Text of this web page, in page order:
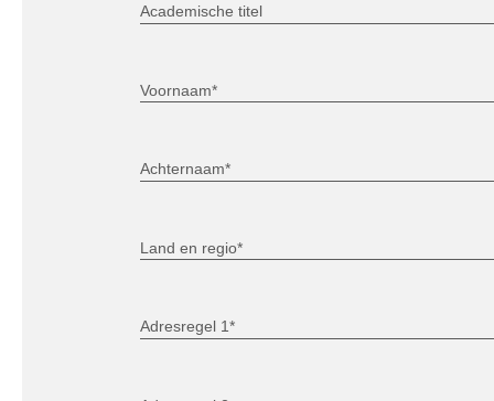
Academische titel
Voornaam*
Achternaam*
Land en regio*
Adresregel 1*